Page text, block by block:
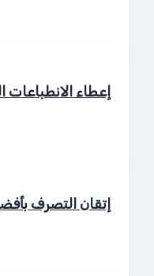
إعطاء الانطباعات
إتقان التصرف